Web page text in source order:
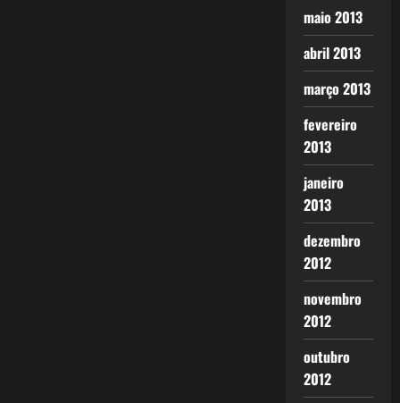
maio 2013
abril 2013
março 2013
fevereiro
2013
janeiro
2013
dezembro
2012
novembro
2012
outubro
2012